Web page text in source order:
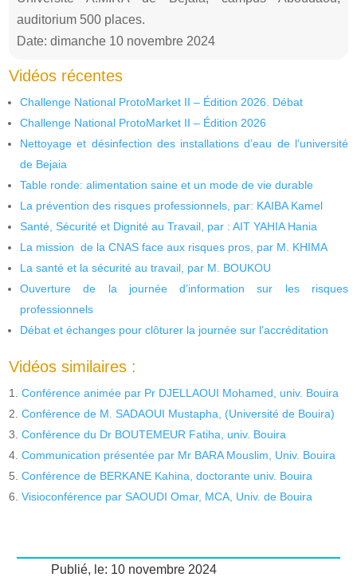
auditorium 500 places.
Date: dimanche 10 novembre 2024
Vidéos récentes
Challenge National ProtoMarket II – Édition 2026. Débat
Challenge National ProtoMarket II – Édition 2026
Nettoyage et désinfection des installations d’eau de l’université
de Bejaia
Table ronde: alimentation saine et un mode de vie durable
La prévention des risques professionnels, par: KAIBA Kamel
Santé, Sécurité et Dignité au Travail, par : AIT YAHIA Hania
La mission de la CNAS face aux risques pros, par M. KHIMA
La santé et la sécurité au travail, par M. BOUKOU
Ouverture de la journée d’information sur les risques
professionnels
Débat et échanges pour clôturer la journée sur l’accréditation
Vidéos similaires :
Conférence animée par Pr DJELLAOUI Mohamed, univ. Bouira
Conférence de M. SADAOUI Mustapha, (Université de Bouira)
Conférence du Dr BOUTEMEUR Fatiha, univ. Bouira
Communication présentée par Mr BARA Mouslim, Univ. Bouira
Conférence de BERKANE Kahina, doctorante univ. Bouira
Visioconférence par SAOUDI Omar, MCA, Univ. de Bouira
Publié, le: 10 novembre 2024